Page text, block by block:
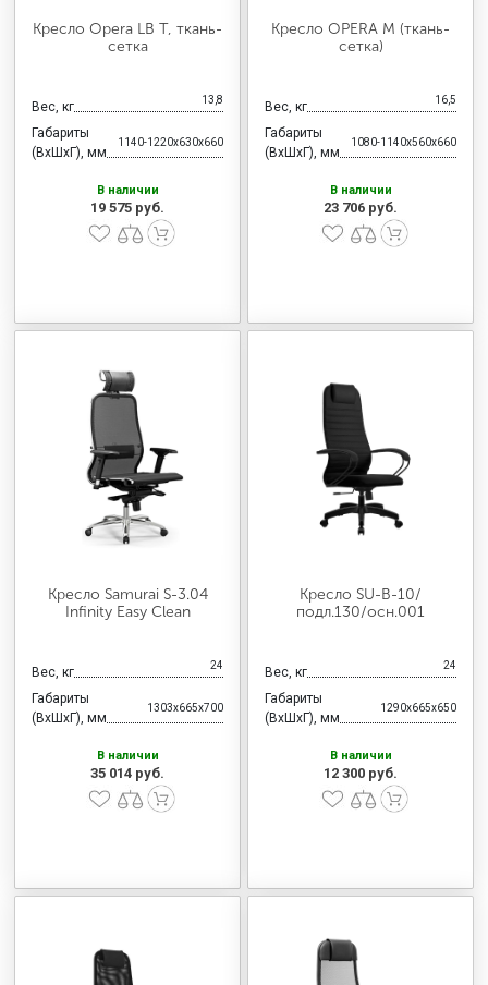
Кресло Opera LB T, ткань-
сетка
Вес, кг 13,8
Габариты
(ВхШхГ), мм
1140-1220x630x660
В наличии
19 575 руб.
Кресло OPERA M (ткань-
сетка)
Вес, кг 16,5
Габариты
(ВхШхГ), мм
1080-1140x560x660
В наличии
23 706 руб.
Кресло Samurai S-3.04
Infinity Easy Clean
Вес, кг 24
Габариты
(ВхШхГ), мм
1303x665x700
В наличии
35 014 руб.
Кресло SU-B-10/
подл.130/осн.001
Вес, кг 24
Габариты
(ВхШхГ), мм
1290x665x650
В наличии
12 300 руб.